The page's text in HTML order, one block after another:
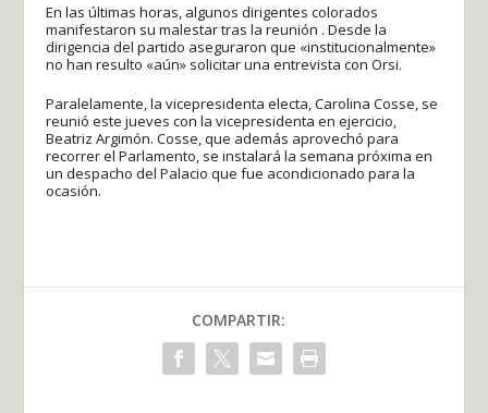
En las últimas horas, algunos dirigentes colorados
manifestaron su malestar tras la reunión . Desde la
dirigencia del partido aseguraron que «institucionalmente»
no han resulto «aún» solicitar una entrevista con Orsi.
Paralelamente, la vicepresidenta electa, Carolina Cosse, se
reunió este jueves con la vicepresidenta en ejercicio,
Beatriz Argimón. Cosse, que además aprovechó para
recorrer el Parlamento, se instalará la semana próxima en
un despacho del Palacio que fue acondicionado para la
ocasión.
COMPARTIR: